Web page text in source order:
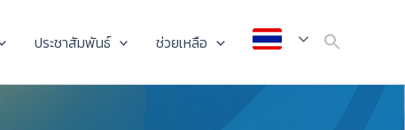
ประชาสัมพันธ์ ช่วยเหลือ